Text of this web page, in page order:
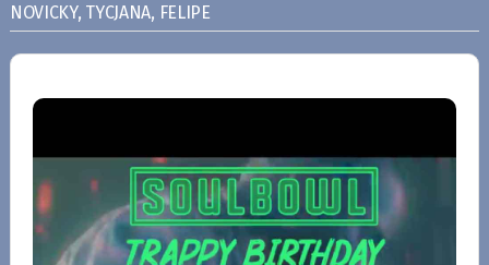
NOVICKY, TYCJANA, FELIPE